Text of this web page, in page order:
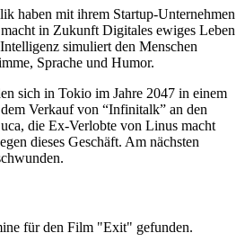
haben mit ihrem Startup-Unternehmen
in Zukunft Digitales ewiges Leben
simuliert den Menschen
Sprache und Humor.
sich in Tokio im Jahre 2047 in einem
Verkauf von “Infinitalk” an den
die Ex-Verlobte von Linus macht
dieses Geschäft. Am nächsten
für den Film "Exit" gefunden.